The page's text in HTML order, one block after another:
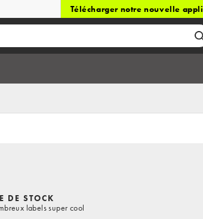
Télécharger notre nouvelle appli
DE STOCK
labels super cool